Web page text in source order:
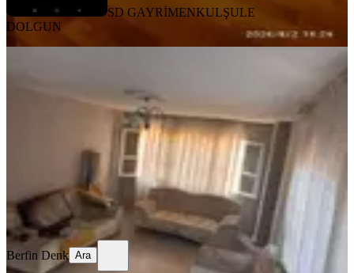
SD GAYRİMENKULŞULE
DOLGUN
Seyhan, Ziyapaşa Mahallesi
·130 m²·1. Kat·06.08.2026
10.000 ₺
Berfin Denk
Ara
Berfin Denk Ara